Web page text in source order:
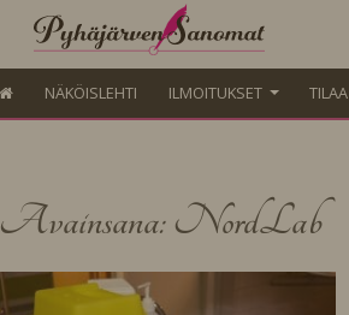
NÄKÖISLEHTI ILMOITUKSET
Avainsana: NordLab